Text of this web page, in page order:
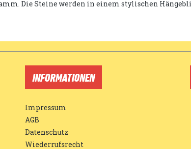
Die Steine werden in einem stylischen
INFORMATIONEN
Impressum
AGB
Datenschutz
Wiederrufsrecht